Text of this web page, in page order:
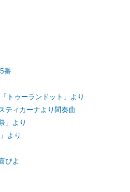
番
トゥーランドット」より
ティカーナより間奏曲
」より
より
びよ